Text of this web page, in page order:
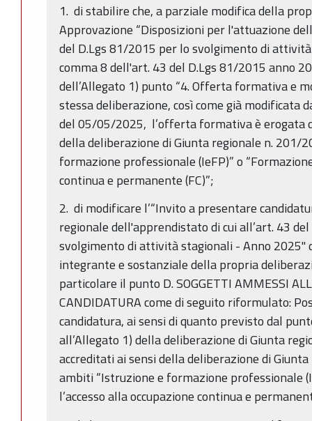
1. di stabilire che, a parziale modifica della
Approvazione “Disposizioni per l'attuazione
del D.Lgs 81/2015 per lo svolgimento di
comma 8 dell'art. 43 del D.Lgs 81/2015 anno
dell’Allegato 1) punto “4. Offerta formativa e
stessa deliberazione, così come già modificata
del 05/05/2025, l’offerta formativa è erogata
della deliberazione di Giunta regionale n. 201/
formazione professionale (IeFP)” o
continua e permanente (FC)”;
2. di modificare l’“Invito a presentare
regionale dell'apprendistato di cui all’art. 43
svolgimento di attività stagionali - Anno 2025"
integrante e sostanziale della propria
particolare il punto D. SOGGETTI AMMESSI
CANDIDATURA come di seguito riformulato:
candidatura, ai sensi di quanto previsto dal
all’Allegato 1) della deliberazione di Giunta
accreditati ai sensi della deliberazione di
ambiti “Istruzione e formazione professionale
l’accesso alla occupazione continua e